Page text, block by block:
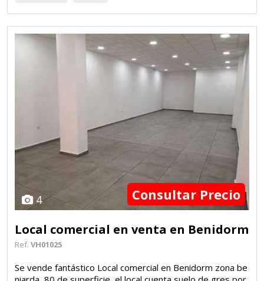
4 Consultar Precio
Local comercial en venta en Benidorm
Ref. VH01025
Se vende fantástico Local comercial en Benidorm zona be